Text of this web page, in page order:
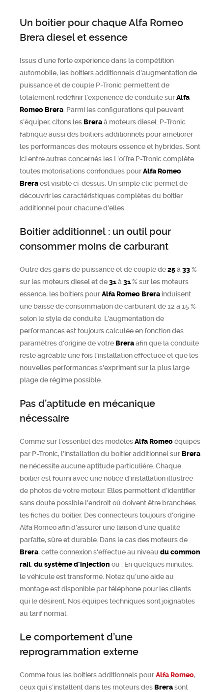
Un boitier pour chaque Alfa Romeo
Brera diesel et essence
Issus d’une forte expérience dans la compétition
automobile, les boitiers additionnels d’augmentation de
puissance et de couple P-Tronic permettent de
totalement redéfinir l’expérience de conduite surAlfa
Romeo Brera . Parmi les configurations qui peuvent
s’équiper, citons les Breraà moteurs diesel. P-Tronic
fabrique aussi des boitiers additionnels pour améliorer
les performances des moteurs essence et hybrides. Sont
ici entre autres concernés les L’offre P-Tronic complète
toutes motorisations confondues pourAlfa Romeo
Breraest visible ci-dessus. Un simple clic permet de
découvrir les caractéristiques complètes du boitier
additionnel pour chacune d’elles.
Boitier additionnel : un outil pour
consommer moins de carburant
Outre des gains de puissance et de couple de25à 33%
sur les moteurs diesel et de31à 31% sur les moteurs
essence, les boitiers pourAlfa Romeo Brera induisent
une baisse de consommation de carburant de 12 à 15 %
selon le style de conduite. L'augmentation de
performances est toujours calculée en fonction des
paramètres d'origine de votre Breraafin que la conduite
reste agréable une fois l'installation effectuée et que les
nouvelles performances s'expriment sur la plus large
plage de régime possible.
Pas d’aptitude en mécanique
nécessaire
Comme sur l’essentiel des modèlesAlfa Romeoéquipés
par P-Tronic, l’installation du boitier additionnel sur Brera
ne nécessite aucune aptitude particulière. Chaque
boitier est fourni avec une notice d'installation illustrée
de photos de votre moteur. Elles permettent d’identifier
sans doute possible l’endroit où doivent être branchées
les fiches du boitier. Des connecteurs toujours d'origine
Alfa Romeo afin d'assurer une liaison d'une qualité
parfaite, sûre et durable. Dans le cas des moteurs de
Brera, cette connexion s'effectue au niveau du common
rail,du système d'injection ou
. En quelques minutes,
le véhicule est transformé. Notez qu’une aide au
montage est disponible par téléphone pour les clients
qui le désirent. Nos équipes techniques sont joignables
au tarif normal.
Le comportement d’une
reprogrammation externe
Comme tous les boitiers additionnels pourAlfa Romeo,
ceux qui s'installent dans les moteurs des Brerasont